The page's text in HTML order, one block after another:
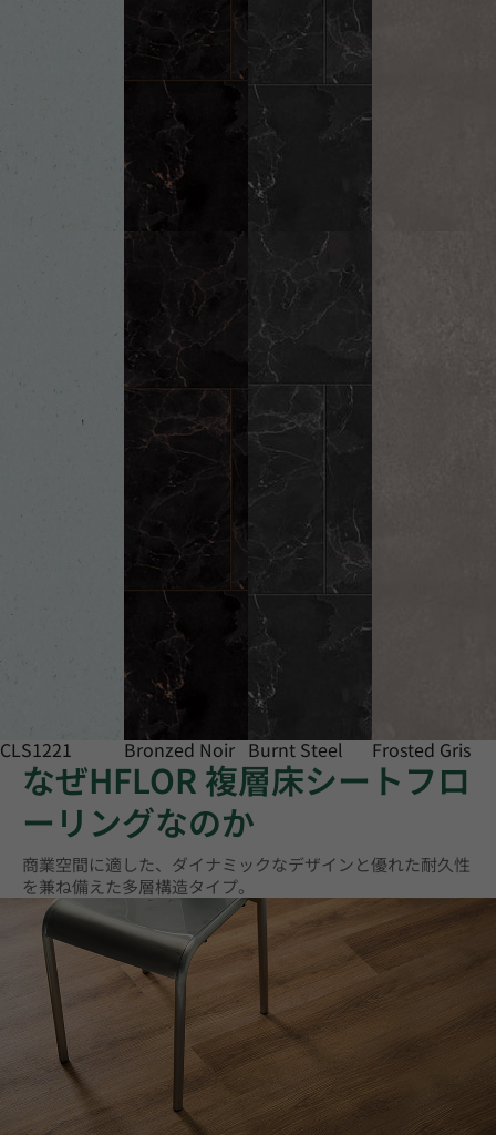
CLS1221 Bronzed Noir Burnt Steel Frosted Gris
なぜHFLOR 複層床シートフロ
ーリングなのか
商業空間に適した、ダイナミックなデザインと優れた耐久性
を兼ね備えた多層構造タイプ。